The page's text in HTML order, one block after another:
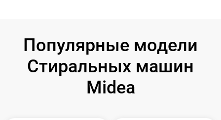
Популярные модели
Стиральных машин
Midea